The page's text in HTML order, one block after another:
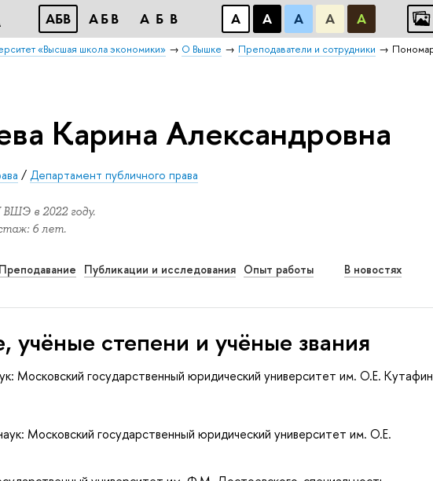
АБB АБB АБB А А А А А
«Высшая школа экономики» О Вышке Преподаватели и сотрудники
Карина Александровна
/ Департамент публичного права
в 2022 году.
6 лет.
Преподавание Публикации и исследования Опыт работы В новостях
учёные степени и учёные звания
Московский государственный юридический университет им. О.Е.
Московский государственный юридический университет им. О.Е.